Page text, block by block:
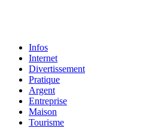
Formulaire
recherche
Infos
Internet
Divertissement
Pratique
Argent
Entreprise
Maison
Tourisme